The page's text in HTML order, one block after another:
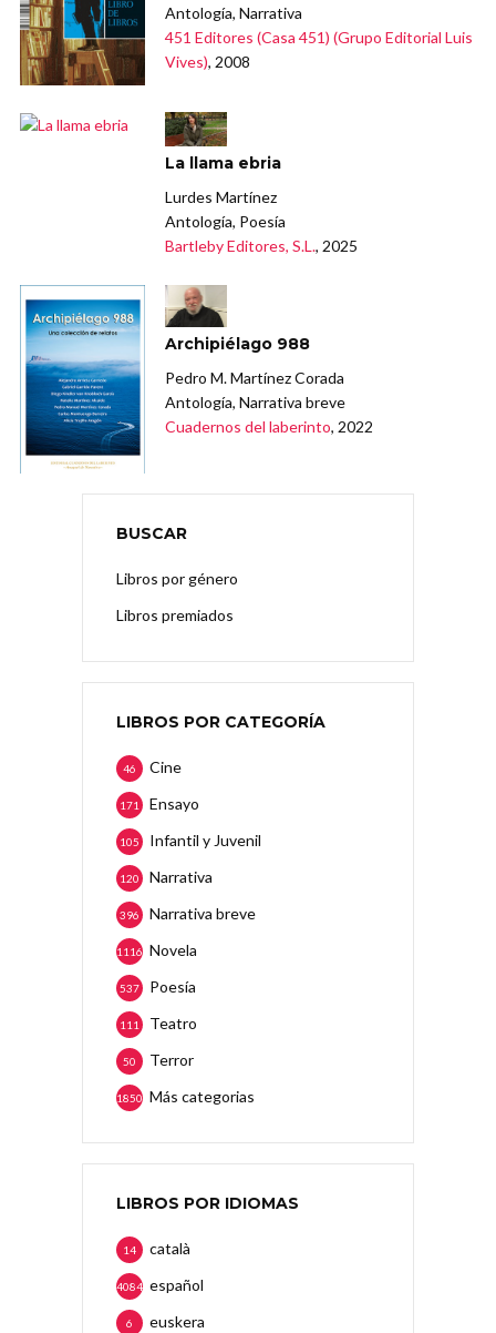
Antología, Narrativa
451 Editores (Casa 451) (Grupo Editorial Luis
Vives), 2008
La llama ebria
Lurdes Martínez
Antología, Poesía
Bartleby Editores, S.L., 2025
Archipiélago 988
Pedro M. Martínez Corada
Antología, Narrativa breve
Cuadernos del laberinto, 2022
BUSCAR
Libros por género
Libros premiados
LIBROS POR CATEGORÍA
Cine
46
Ensayo
171
Infantil y Juvenil
105
Narrativa
120
Narrativa breve
396
Novela
1116
Poesía
537
Teatro
111
Terror
50
Más categorias
1850
LIBROS POR IDIOMAS
català
14
español
4084
euskera
6